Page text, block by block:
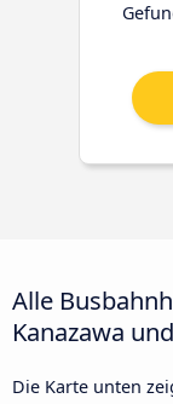
Alle
Kanazawa
Die Karte unten